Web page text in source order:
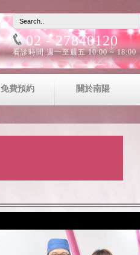
02 - 27840120
看診時間 週一至週五 10:00 ~ 18:00
免費預約 關於南陽